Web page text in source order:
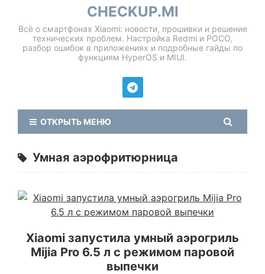
CHECKUP.MI
Всё о смартфонах Xiaomi: новости, прошивки и решение
технических проблем. Настройка Redmi и POCO,
разбор ошибок в приложениях и подробные гайды по
функциям HyperOS и MIUI.
ОТКРЫТЬ МЕНЮ
Умная аэрофритюрница
Xiaomi запустила умный аэрогриль
Mijia Pro 6.5 л с режимом паровой
выпечки